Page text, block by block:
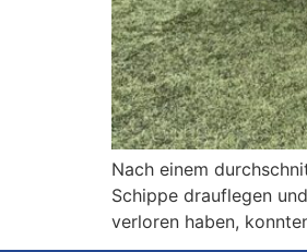
Nach einem
Schippe drauflegen
verloren haben,